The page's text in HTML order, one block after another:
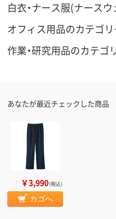
白衣・ナース服(ナース
オフィス用品のカテゴリ
作業・研究用品のカテゴ
あなたが最近チェックした商品
￥3,990（税込）
カゴへ